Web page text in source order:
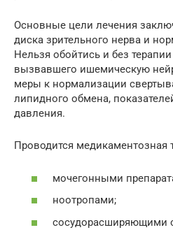
Основные цели лечения
диска зрительного нерва и
Нельзя обойтись и без
вызвавшего ишемическую
меры к нормализации
липидного обмена,
давления.
Проводится медикаментозная
мочегонными
ноотропами;
сосудорасширяющими